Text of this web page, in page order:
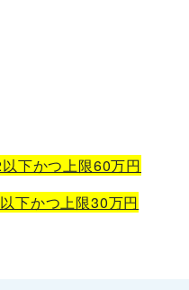
下かつ上限60万円
下かつ上限30万円